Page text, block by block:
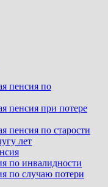
пенсия по
пенсия при потере
пенсия по старости
лет
по инвалидности
по случаю потери